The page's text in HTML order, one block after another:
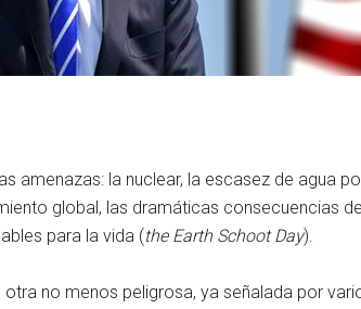
amenazas: la nuclear, la escasez de agua
global, las dramáticas consecuencias
para la vida (the Earth Schoot Day).
no menos peligrosa, ya señalada por